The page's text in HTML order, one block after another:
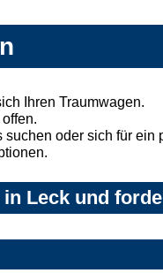
Ihren Traumwagen.
oder sich für
Leck und